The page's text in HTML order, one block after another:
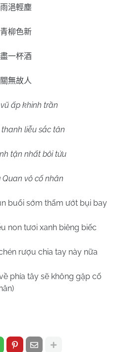
浥輕塵
柳色新
一杯酒
無故人
ấp khinh trần
liễu sắc tân
tận nhất bôi tửu
Quan vô cố nhân
buổi sớm thấm ướt bụi bay
non tươi xanh biêng biếc
rượu chia tay này nữa
phía tây sẽ không gặp cố